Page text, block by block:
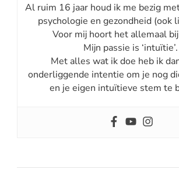
Al ruim 16 jaar houd ik me bezig
psychologie en gezondheid (ook
Voor mij hoort het allemaal
Mijn passie is ‘intuïtie’.
Met alles wat ik doe heb ik
onderliggende intentie om je nog
en je eigen intuïtieve stem te